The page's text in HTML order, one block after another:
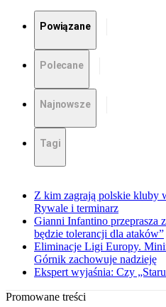
Powiązane
Polecane
Najnowsze
Tagi
Z kim zagrają polskie kluby
Rywale i terminarz
Gianni Infantino przeprasza
będzie tolerancji dla ataków”
Eliminacje Ligi Europy.
Górnik zachowuje nadzieję
Ekspert wyjaśnia: Czy
Promowane treści